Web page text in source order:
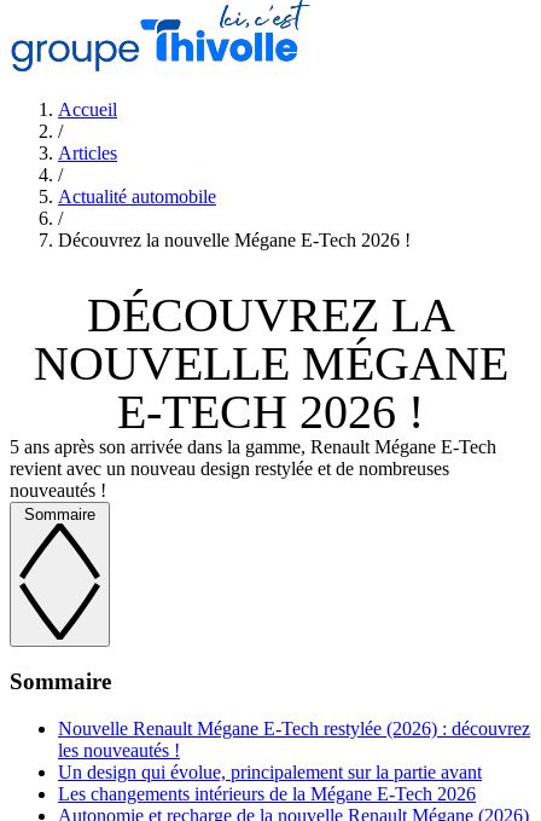
Accueil
/
Articles
/
Actualité automobile
/
Découvrez la nouvelle Mégane E-Tech 2026 !
DÉCOUVREZ LA
NOUVELLE MÉGANE
E-TECH 2026 !
5 ans après son arrivée dans la gamme, Renault Mégane E-Tech
revient avec un nouveau design restylée et de nombreuses
nouveautés !
Sommaire
Sommaire
Nouvelle Renault Mégane E-Tech restylée (2026) : découvrez
les nouveautés !
Un design qui évolue, principalement sur la partie avant
Les changements intérieurs de la Mégane E-Tech 2026
Autonomie et recharge de la nouvelle Renault Mégane (2026)